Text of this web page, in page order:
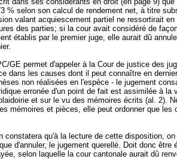
% selon son calcul de rendement net, à titre
valant acquiescement partiel ne ressortirait
des parties; si la cour avait considéré de
établis par le premier juge, elle aurait dû
/GE permet d'appeler à la Cour de justice des
dans les causes dont il peut connaître en
non réalisées en l'espèce - le jugement
erronée d'un point de fait est assimilée à
et sur le vu des mémoires écrits (al. 2).
mémoires et pièces, elle peut ordonner que les
constatera qu'à la lecture de cette disposition,
d'annuler, le jugement querellé. Doit donc être
selon laquelle la cour cantonale aurait dû